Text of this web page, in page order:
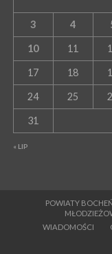
« LIP
3 4
10 11
17 18
24 25
31
POWIATY
WIADOMOŚCI